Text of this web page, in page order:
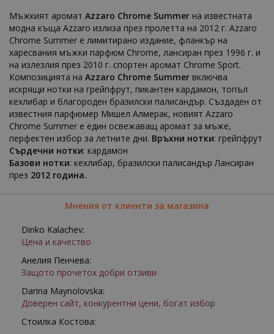
Мъжкият аромат Azzaro Chrome Summer на известната
модна къща Azzaro излиза през пролетта на 2012 г. Azzaro
Chrome Summer е лимитирано издание, фланкър на
харесвания мъжки парфюм Chrome, лансиран през 1996 г. и
на излезлия през 2010 г. спортен аромат Chrome Sport.
Композицията на Azzaro Chrome Summer включва
искрящи нотки на грейпфрут, пикантен кардамон, топъл
кехлибар и благороден бразилски палисандър. Създаден от
известния парфюмер Мишел Алмерак, новият Azzaro
Chrome Summer е един освежаващ аромат за мъже,
перфектен избор за летните дни. Връхни нотки: грейпфрут
Сърдечни нотки: кардамон
Базови нотки: кехлибар, бразилски палисандър Лансиран
през 2012 година.
Мнения от клиенти за магазина
Dinko Kalachev:
Цена и качество
Анелия Пенчева:
Защото прочетох добри отзиви
Darina Maynolovska:
Доверен сайт, конкурентни цени, богат избор
Стоилка Костова: